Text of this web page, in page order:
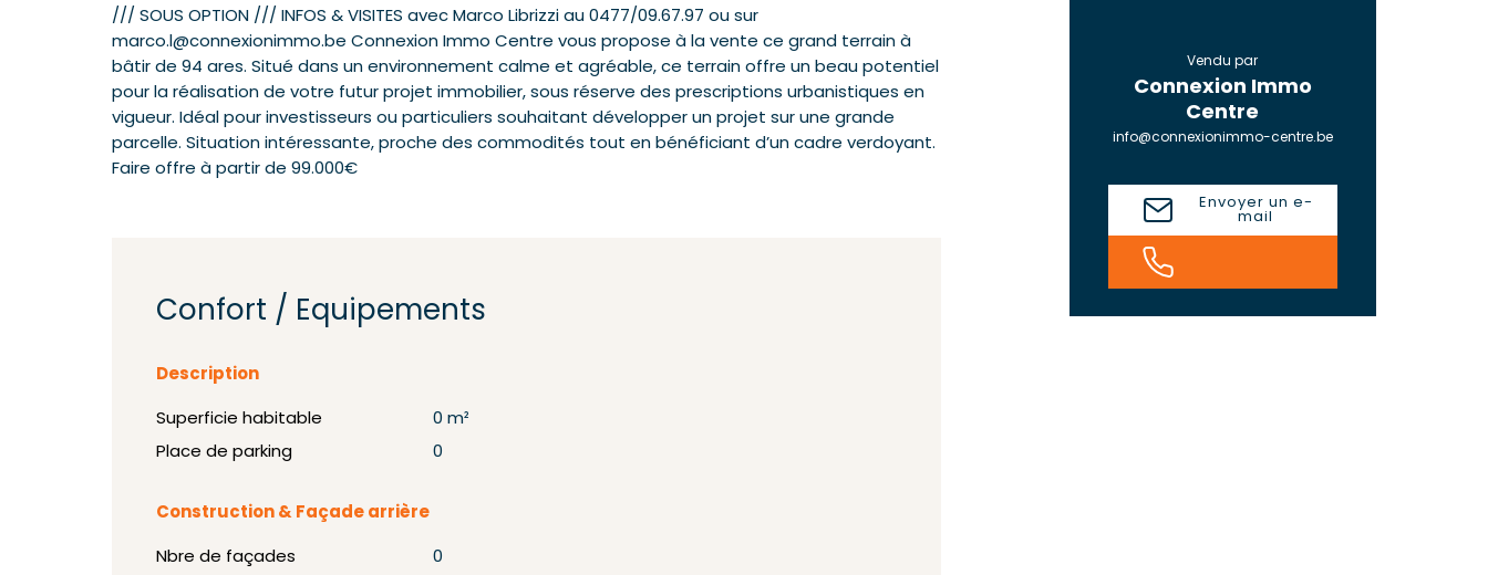
/// SOUS OPTION /// INFOS & VISITES avec Marco Librizzi au 0477/09.67.97 ou sur
marco.l@connexionimmo.be Connexion Immo Centre vous propose à la vente ce grand terrain à
bâtir de 94 ares. Situé dans un environnement calme et agréable, ce terrain offre un beau potentiel
pour la réalisation de votre futur projet immobilier, sous réserve des prescriptions urbanistiques en
vigueur. Idéal pour investisseurs ou particuliers souhaitant développer un projet sur une grande
parcelle. Situation intéressante, proche des commodités tout en bénéficiant d’un cadre verdoyant.
Faire offre à partir de 99.000€
Confort / Equipements
Description
Superficie habitable
0 m²
Place de parking
0
Construction & Façade arrière
Nbre de façades
0
Vendu par
Connexion Immo
Centre
info@connexionimmo-centre.be
Envoyer un e-
mail